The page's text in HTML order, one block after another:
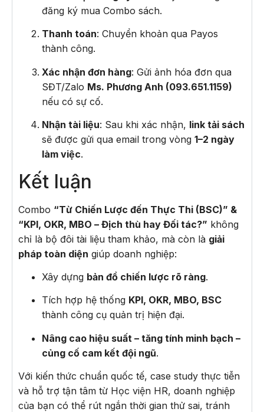
đăng ký mua Combo sách.
Thanh toán: Chuyển khoản qua Payos
thành công.
Xác nhận đơn hàng: Gửi ảnh hóa đơn qua
SĐT/Zalo Ms. Phương Anh (093.651.1159)
nếu có sự cố.
Nhận tài liệu: Sau khi xác nhận, link tải sách
sẽ được gửi qua email trong vòng 1–2 ngày
làm việc.
Kết luận
Combo “Từ Chiến Lược đến Thực Thi (BSC)” &
“KPI, OKR, MBO – Địch thù hay Đối tác?” không
chỉ là bộ đôi tài liệu tham khảo, mà còn là giải
pháp toàn diện giúp doanh nghiệp:
Xây dựng bản đồ chiến lược rõ ràng.
Tích hợp hệ thống KPI, OKR, MBO, BSC
thành công cụ quản trị hiện đại.
Nâng cao hiệu suất – tăng tính minh bạch –
củng cố cam kết đội ngũ.
Với kiến thức chuẩn quốc tế, case study thực tiễn
và hỗ trợ tận tâm từ Học viện HR, doanh nghiệp
của bạn có thể rút ngắn thời gian thử sai, tránh